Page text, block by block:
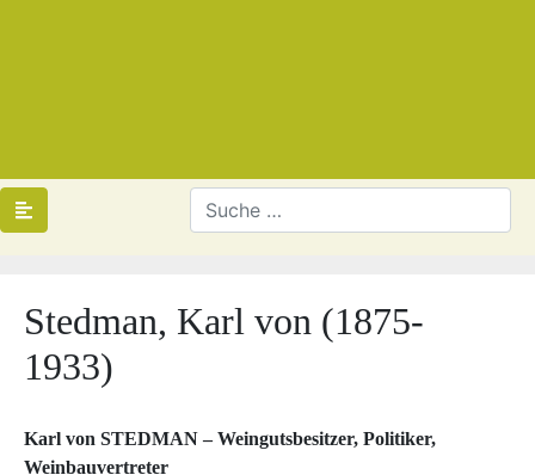
Stedman, Karl von (1875-
1933)
Karl von STEDMAN – Weingutsbesitzer, Politiker,
Weinbauvertreter